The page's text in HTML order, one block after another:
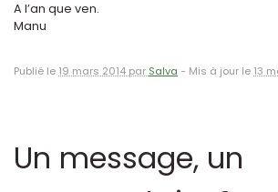
A l’an que ven.
Manu
Publié le 19 mars 2014 par Salva - Mis à jour le 13
Un message, un